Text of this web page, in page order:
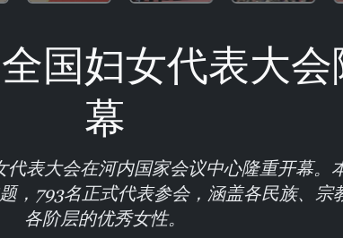
国妇女代表大
幕
表大会在河内国家会议中心隆重开幕。
793名正式代表参会，涵盖各民族、宗
各阶层的优秀女性。